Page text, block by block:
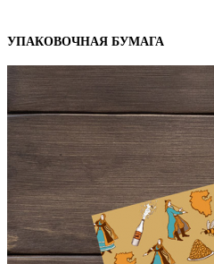
УПАКОВОЧНАЯ БУМАГА